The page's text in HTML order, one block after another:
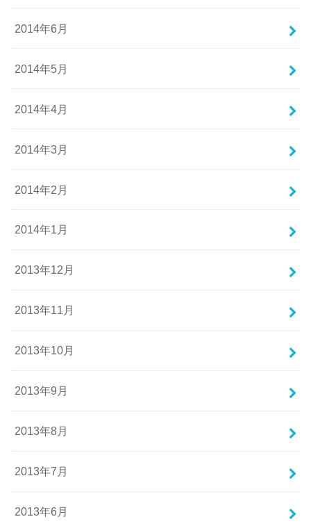
2014年6月
2014年5月
2014年4月
2014年3月
2014年2月
2014年1月
2013年12月
2013年11月
2013年10月
2013年9月
2013年8月
2013年7月
2013年6月